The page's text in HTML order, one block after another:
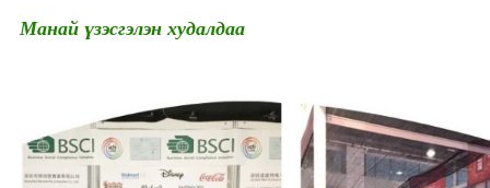
Манай үзэсгэлэн худалдаа